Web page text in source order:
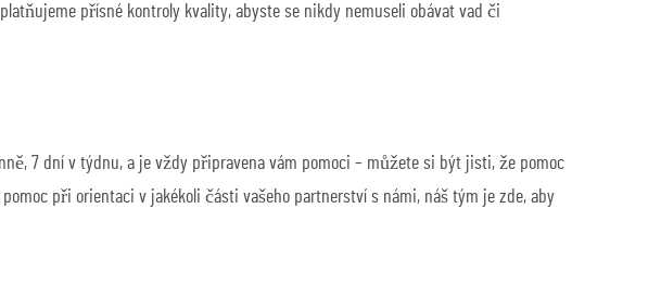
přísné kontroly kvality, abyste se nikdy nemuseli obávat vad či
7 dní v týdnu, a je vždy připravena vám pomoci – můžete si být jisti, že pomoc
při orientaci v jakékoli části vašeho partnerství s námi, náš tým je zde, aby